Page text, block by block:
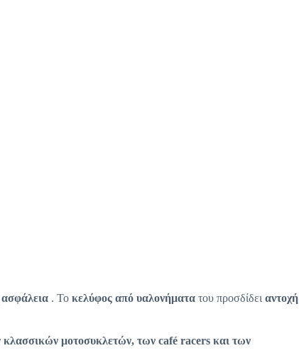
ασφάλεια . Το κελύφος από υαλονήματα του προσδίδει αντοχή
κλασσικών μοτοσυκλετών, των café racers και των